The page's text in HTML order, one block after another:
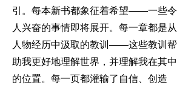
引。每本新书都象征着希望——一些令
人兴奋的事情即将展开。每一章都是从
人物经历中汲取的教训——这些教训帮
助我更好地理解世界，并理解我在其中
的位置。每一页都灌输了自信、创造